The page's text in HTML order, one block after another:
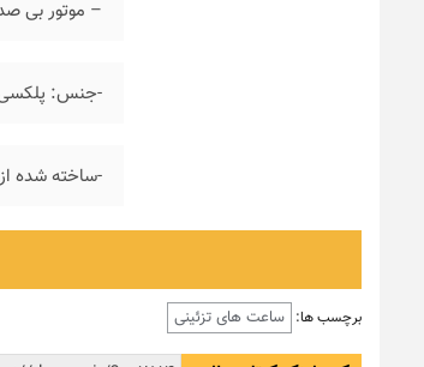
– موتور بی
-جنس:
-ساخته شده
برچسب ها: ساعت های تزئینی